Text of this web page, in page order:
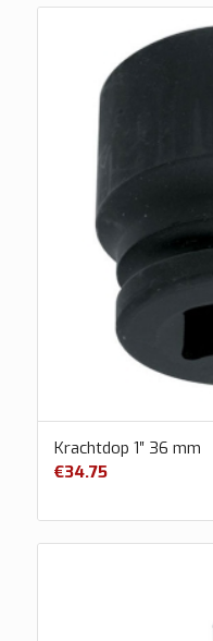
Krachtdop 1″ 36 mm
€34.75